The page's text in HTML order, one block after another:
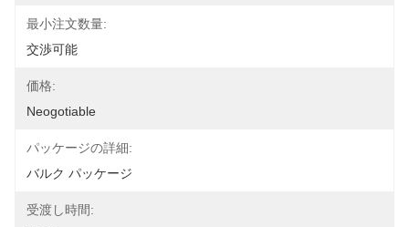
最小注文数量:
交渉可能
価格:
Neogotiable
パッケージの詳細:
バルク パッケージ
受渡し時間: